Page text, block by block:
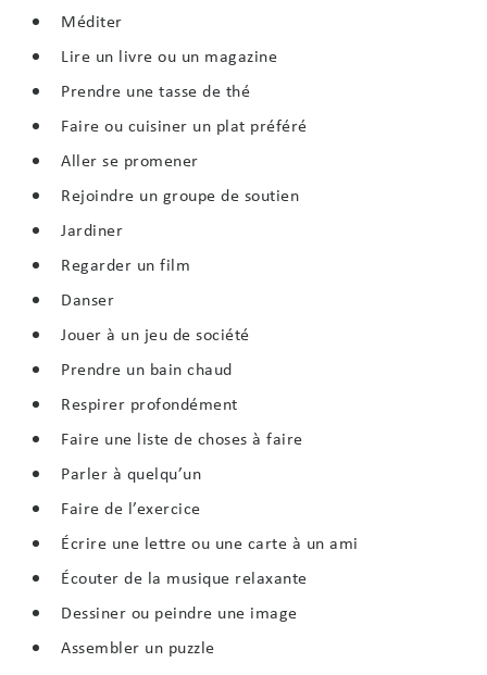
Méditer
Lire un livre ou un magazine
Prendre une tasse de thé
Faire ou cuisiner un plat préféré
Aller se promener
Rejoindre un groupe de soutien
Jardiner
Regarder un film
Danser
Jouer à un jeu de société
Prendre un bain chaud
Respirer profondément
Faire une liste de choses à faire
Parler à quelqu’un
Faire de l’exercice
Écrire une lettre ou une carte à un ami
Écouter de la musique relaxante
Dessiner ou peindre une image
Assembler un puzzle